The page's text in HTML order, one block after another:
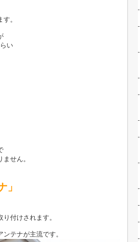
。
らい
せん。
」
付けされます。
テナが主流です。